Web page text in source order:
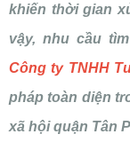
khiến thời gian
vậy, nhu cầu
Công ty TNHH
pháp toàn diện
xã hội quận Tân